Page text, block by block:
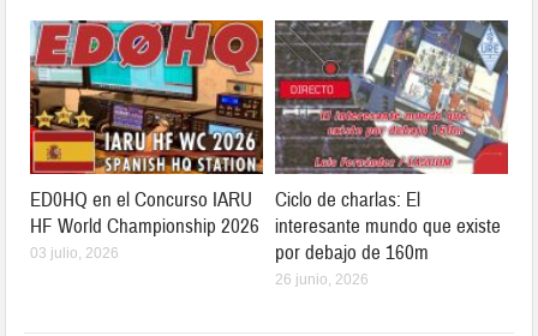
ED0HQ en el Concurso IARU
HF World Championship 2026
03 julio, 2026
Ciclo de charlas: El
interesante mundo que existe
por debajo de 160m
26 junio, 2026